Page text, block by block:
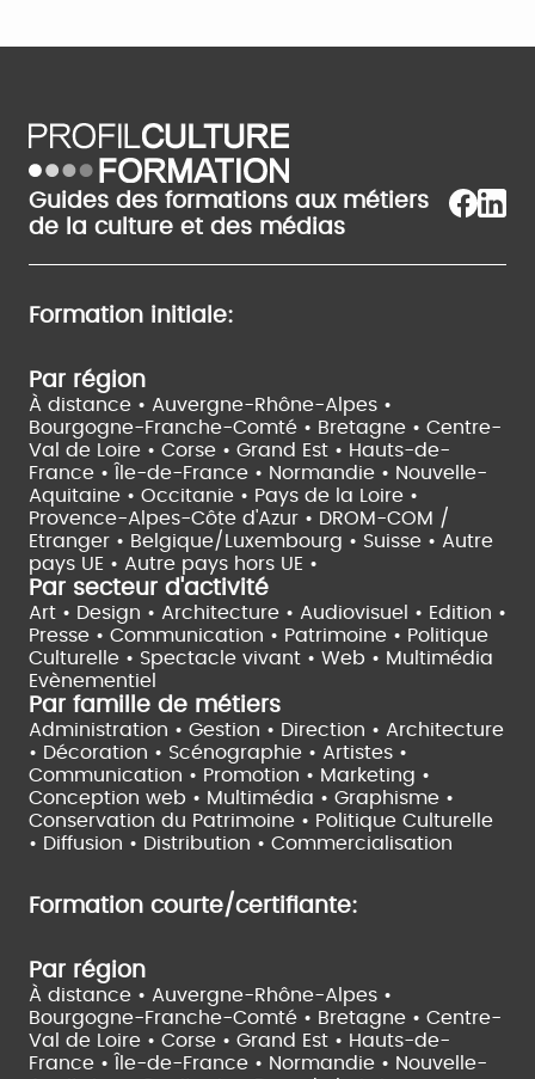
Guides des formations aux métiers
de la culture et des médias
Formation initiale:
Par région
À distance • Auvergne-Rhône-Alpes •
Bourgogne-Franche-Comté • Bretagne • Centre-
Val de Loire • Corse • Grand Est • Hauts-de-
France •
Île-de-France • Normandie • Nouvelle-
Aquitaine • Occitanie • Pays de la Loire •
Provence-Alpes-Côte d'Azur • DROM-COM /
Etranger • Belgique/Luxembourg • Suisse • Autre
pays UE • Autre pays hors UE •
Par secteur d'activité
Art • Design • Architecture • Audiovisuel • Edition •
Presse • Communication • Patrimoine • Politique
Culturelle • Spectacle vivant • Web • Multimédia
Evènementiel
Par famille de métiers
Administration • Gestion • Direction • Architecture
• Décoration • Scénographie • Artistes •
Communication • Promotion • Marketing •
Conception web • Multimédia • Graphisme •
Conservation du Patrimoine • Politique Culturelle
• Diffusion • Distribution • Commercialisation
Formation courte/certifiante:
Par région
À distance • Auvergne-Rhône-Alpes •
Bourgogne-Franche-Comté • Bretagne • Centre-
Val de Loire • Corse • Grand Est • Hauts-de-
France •
Île-de-France • Normandie • Nouvelle-